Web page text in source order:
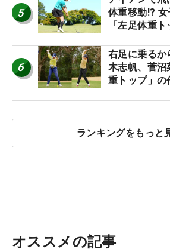
5
体重移動!?
「左足体重
6
右足に乗る
木志帆、菅沼
重トップ」の
ランキングをもっと
オススメの記事